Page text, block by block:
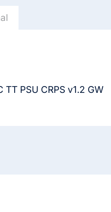
PSU CRPS v1.2 GW